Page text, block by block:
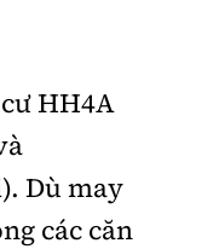
HH4A
Dù may
các căn